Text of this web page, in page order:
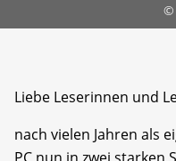
©
Liebe Leserinnen und
nach vielen Jahren als